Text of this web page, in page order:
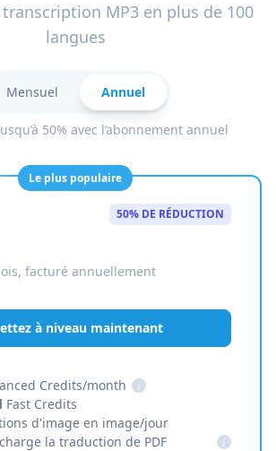
MP3 en plus de 100
langues
Mensuel Annuel
50% avec l’abonnement annuel
Le plus populaire
50% DE RÉDUCTION
facturé annuellement
à niveau maintenant
Credits/month
i
Fast Credits
d'image en image/jour
la traduction de PDF
i